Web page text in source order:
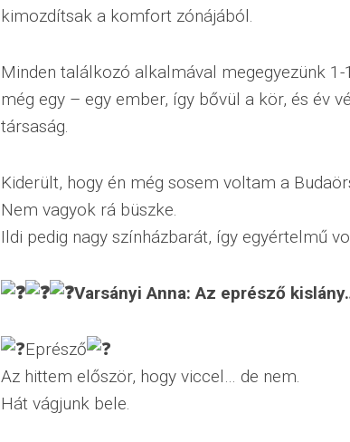
kimozdítsak a komfort zónájából.
Minden találkozó alkalmával megegyezünk
még egy – egy ember, így bővül a kör, és év
társaság.
Kiderült, hogy én még sosem voltam a
Nem vagyok rá büszke.
Ildi pedig nagy színházbarát, így egyértelmű
Varsányi Anna: Az eprésző
Eprésző
Az hittem először, hogy viccel… de nem.
Hát vágjunk bele.